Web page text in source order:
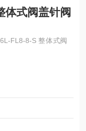
体式阀盖针阀